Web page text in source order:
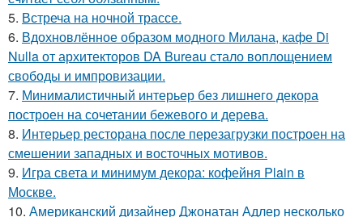
5. Встреча на ночной трассе.
6. Вдохновлённое образом модного Милана, кафе Di
Nulla от архитекторов DA Bureau стало воплощением
свободы и импровизации.
7. Минималистичный интерьер без лишнего декора
построен на сочетании бежевого и дерева.
8. Интерьер ресторана после перезагрузки построен на
смешении западных и восточных мотивов.
9. Игра света и минимум декора: кофейня Plain в
Москве.
10. Американский дизайнер Джонатан Адлер несколько